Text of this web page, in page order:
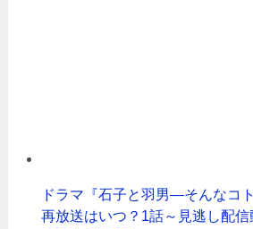
ドラマ『石子と羽男―そんなコ
再放送はいつ？1話～見逃し配